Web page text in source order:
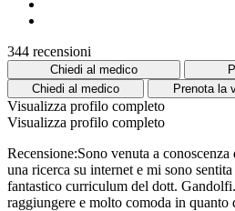
344 recensioni
Chiedi al medico
Chiedi al medico
Prenota la
Visualizza profilo completo
Visualizza profilo completo
Recensione:Sono venuta a
una ricerca su internet e mi sono
fantastico curriculum del dott.
raggiungere e molto comoda in quanto